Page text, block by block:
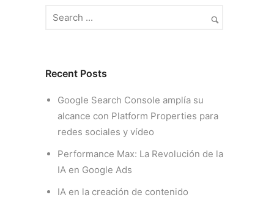
Recent Posts
Google Search Console amplía su
alcance con Platform Properties para
redes sociales y vídeo
Performance Max: La Revolución de la
IA en Google Ads
IA en la creación de contenido